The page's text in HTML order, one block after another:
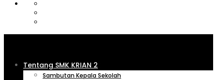
Tentang SMK KRIAN 2
Sambutan Kepala Sekolah